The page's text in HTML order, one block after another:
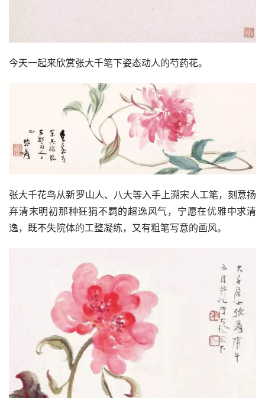
今天一起来欣赏张大千笔下姿态动人的芍药花。
张大千花鸟从新罗山人、八大等入手上溯宋人工笔，刻意扬
弃清末明初那种狂狷不羁的超逸风气，宁愿在优雅中求清
逸，既不失院体的工整凝练，又有粗笔写意的画风。